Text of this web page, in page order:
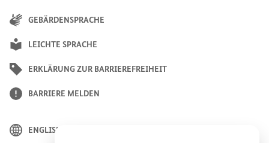
GEBÄRDENSPRACHE
LEICHTE SPRACHE
ERKLÄRUNG ZUR BARRIEREFREIHEIT
BARRIERE MELDEN
ENGLISH